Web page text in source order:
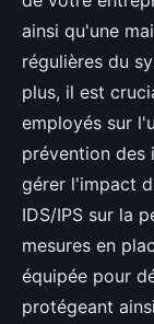
ainsi qu'une
régulières du
plus, il est
employés sur
prévention des
gérer l'impact
IDS/IPS sur la
mesures en
équipée pour
protégeant